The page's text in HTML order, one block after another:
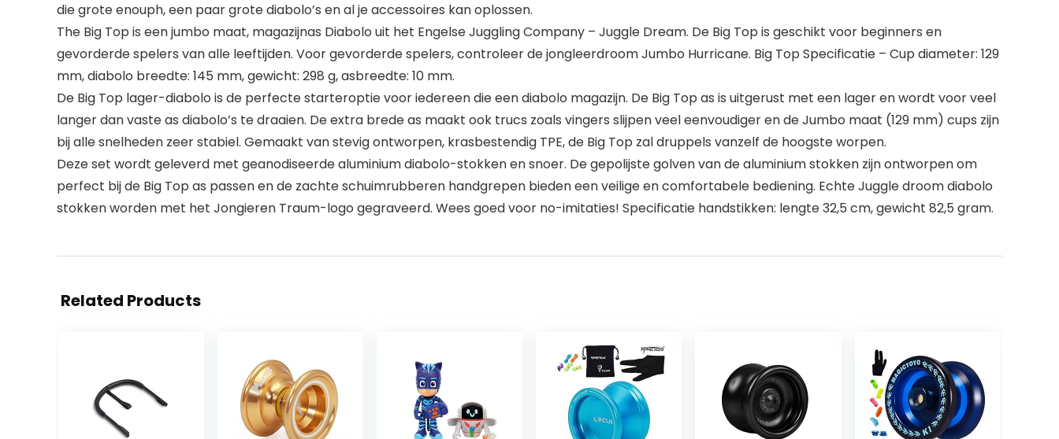
die grote enouph, een paar grote diabolo’s en al je accessoires kan oplossen.
The Big Top is een jumbo maat, magazijnas Diabolo uit het Engelse Juggling Company – Juggle Dream. De Big Top is geschikt voor beginners en
gevorderde spelers van alle leeftijden. Voor gevorderde spelers, controleer de jongleerdroom Jumbo Hurricane. Big Top Specificatie – Cup diameter: 129
mm, diabolo breedte: 145 mm, gewicht: 298 g, asbreedte: 10 mm.
De Big Top lager-diabolo is de perfecte starteroptie voor iedereen die een diabolo magazijn. De Big Top as is uitgerust met een lager en wordt voor veel
langer dan vaste as diabolo’s te draaien. De extra brede as maakt ook trucs zoals vingers slijpen veel eenvoudiger en de Jumbo maat (129 mm) cups zijn
bij alle snelheden zeer stabiel. Gemaakt van stevig ontworpen, krasbestendig TPE, de Big Top zal druppels vanzelf de hoogste worpen.
Deze set wordt geleverd met geanodiseerde aluminium diabolo-stokken en snoer. De gepolijste golven van de aluminium stokken zijn ontworpen om
perfect bij de Big Top as passen en de zachte schuimrubberen handgrepen bieden een veilige en comfortabele bediening. Echte Juggle droom diabolo
stokken worden met het Jongieren Traum-logo gegraveerd. Wees goed voor no-imitaties! Specificatie handstikken: lengte 32,5 cm, gewicht 82,5 gram.
Related Products